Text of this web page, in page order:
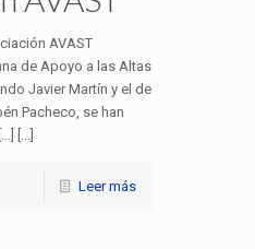
AVAST
de Apoyo a las Altas
Javier Martín y el de
Pacheco, se han
[...]
Leer más